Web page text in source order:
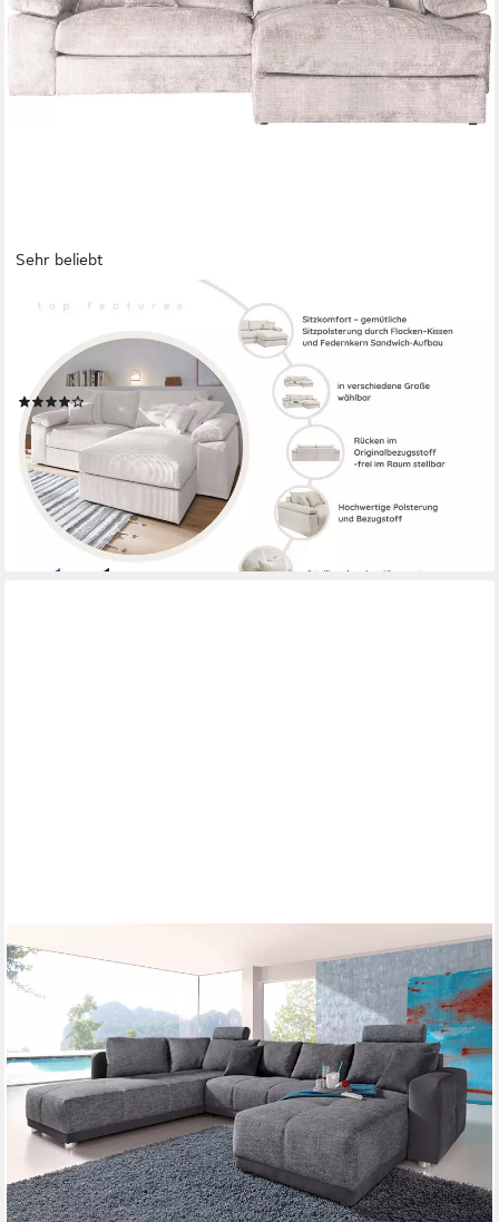
Sehr beliebt
OTTO HOME
Ecksofa Soft&Cosy XXL L-Form, B: 303 cm - OTTO. Verlässliche
Qualität., Mega-Sofa, Cord oder Chenille-Struktur, mit Federkern
& 4 Zierkissen
(119)
1.099,99 € UVP1.999,00 €
-45%
lieferbar in 3 Wochen